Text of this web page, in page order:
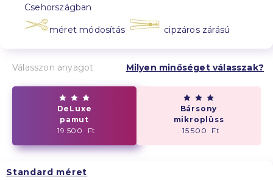
Csehországban
méret módosítás cipzáros zárású
Válasszon anyagot Milyen minőséget válasszak?
DeLuxe
pamut
. 19 500 Ft
Bársony
mikroplüss
. 15 500 Ft
Standard méret